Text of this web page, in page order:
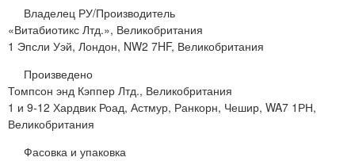
Владелец РУ/Производитель
«Витабиотикс Лтд.», Великобритания
1 Эпсли Уэй, Лондон, NW2 7HF, Великобритания
Произведено
Томпсон энд Кэппер Лтд., Великобритания
1 и 9-12 Хардвик Роад, Астмур, Ранкорн, Чешир, WA7 1РН,
Великобритания
Фасовка и упаковка